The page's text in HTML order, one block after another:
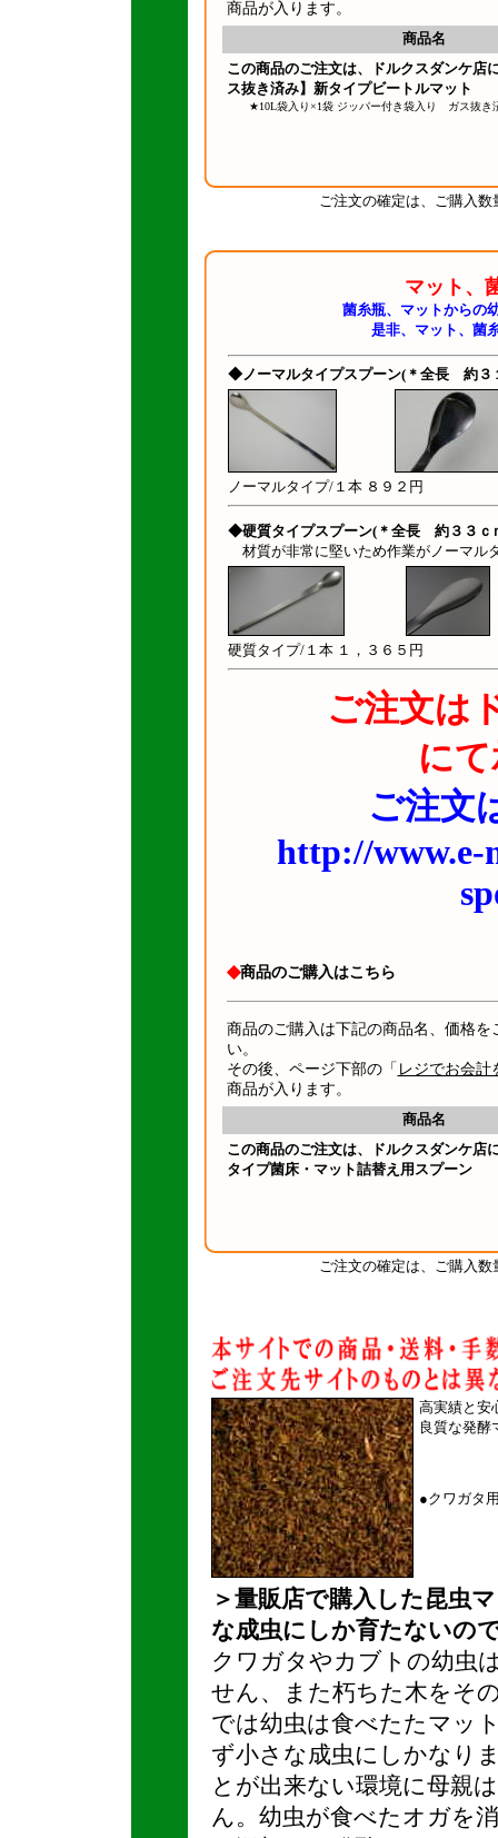
商品が入ります。
商品名
この商品のご注文は、ドルクスダンケ店
ス抜き済み】新タイプビートルマット
★10L袋入り×1袋 ジッパー付き袋入り ガス抜き
ご注文の確定は、ご購入数
マット、
菌糸瓶、マットからの
是非、マット、菌
◆ノーマルタイプスプーン(＊全長 約
ノーマルタイプ/１本 ８９２円
◆硬質タイプスプーン(＊全長 約３３ｃ
材質が非常に堅いため作業がノーマル
硬質タイプ/１本 １，３６５円
ご注文は
に
ご注文
http://www.e-
◆商品のご購入はこちら
商品のご購入は下記の商品名、価格
い。
その後、ページ下部の「 レジでお会計
商品が入ります。
商品名
この商品のご注文は、ドルクスダンケ店
タイプ菌床・マット詰替え用スプーン
ご注文の確定は、ご購入数
高実績と安
良質な発酵
●クワガタ
＞量販店で購入した昆虫
な成虫にしか育たないの
クワガタやカブトの幼虫
せん、また朽ちた木をそ
では幼虫は食べたたマッ
ず小さな成虫にしかなり
とが出来ない環境に母親
ん。幼虫が食べたオガを